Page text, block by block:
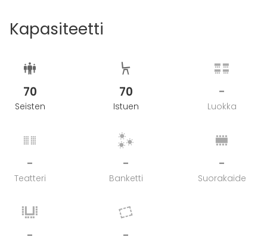
Kapasiteetti
70
Seisten
70
Istuen
-
Luokka
-
Teatteri
-
Banketti
-
Suorakaide
- -